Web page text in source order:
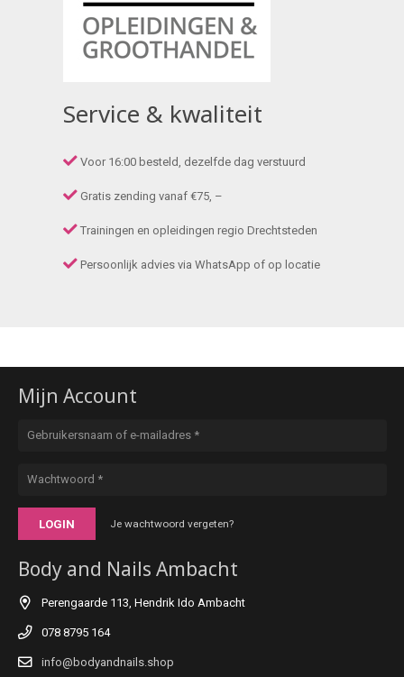
Service & kwaliteit
Voor 16:00 besteld, dezelfde dag verstuurd
Gratis zending vanaf €75, –
Trainingen en opleidingen regio Drechtsteden
Persoonlijk advies via WhatsApp of op locatie
Mijn Account
LOGIN Je wachtwoord vergeten?
Body and Nails Ambacht
Perengaarde 113, Hendrik Ido Ambacht
078 8795 164
info@bodyandnails.shop